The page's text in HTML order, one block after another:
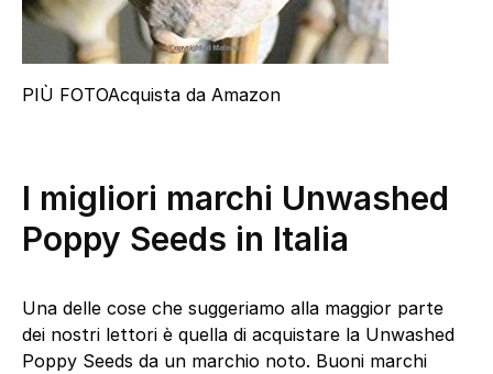
PIÙ FOTOAcquista da Amazon
I migliori marchi Unwashed
Poppy Seeds in Italia
Una delle cose che suggeriamo alla maggior parte
dei nostri lettori è quella di acquistare la Unwashed
Poppy Seeds da un marchio noto. Buoni marchi